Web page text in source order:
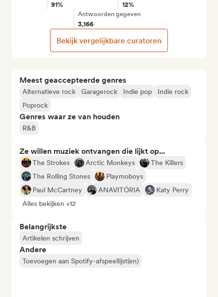
Meest geaccepteerde genres
Alternatieve rock Garagerock Indie pop
Indie rock
Poprock
Genres waar ze van houden
R&B
Ze willen muziek ontvangen die lijkt op...
The Strokes Arctic Monkeys
The Killers
The Rolling Stones
Playmoboys
Paul McCartney
ANAVITÓRIA
Katy Perry
Alles bekijken +12
Belangrijkste
Artikelen schrijven
Andere
Toevoegen aan Spotify-afspeellijst(en)
91% 12%
Antwoorden gegeven
3,166
Bekijk vergelijkbare curatoren